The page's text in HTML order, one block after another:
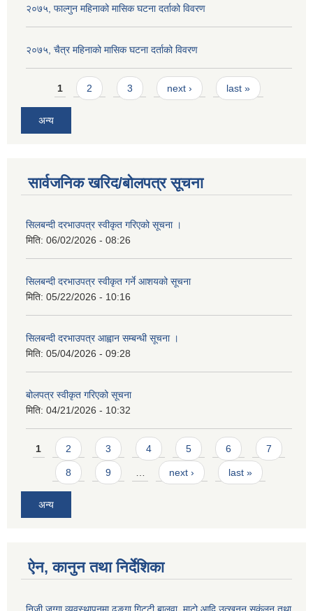
२०७५, फाल्गुन महिनाको मासिक घटना दर्ताको विवरण
२०७५, चैत्र महिनाको मासिक घटना दर्ताको विवरण
Pages
1 2 3 next › last »
अन्य
सार्वजनिक खरिद/बोलपत्र सूचना
सिलबन्दी दरभाउपत्र स्वीकृत गरिएको सूचना ।
मिति: 06/02/2026 - 08:26
सिलबन्दी दरभाउपत्र स्वीकृत गर्ने आशयको सूचना
मिति: 05/22/2026 - 10:16
सिलबन्दी दरभाउपत्र आह्वान सम्बन्धी सूचना ।
मिति: 05/04/2026 - 09:28
बोलपत्र स्वीकृत गरिएको सूचना
मिति: 04/21/2026 - 10:32
Pages
1 2 3 4 5 6 7
8 9 next › last »
अन्य
ऐन, कानुन तथा निर्देशिका